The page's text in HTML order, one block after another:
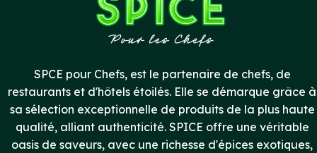
SPCE pour Chefs, est le partenaire de chefs, de
restaurants et d'hôtels étoilés. Elle se démarque grâce à
sa sélection exceptionnelle de produits de la plus haute
qualité, alliant authenticité. SPICE offre une véritable
oasis de saveurs, avec une richesse d'épices exotiques,